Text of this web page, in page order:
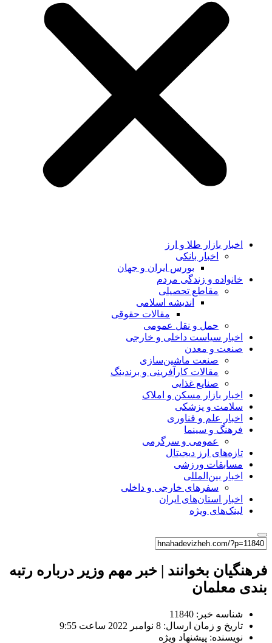
اخبار بازار طلا و ارز
اخبار بانکی
بورس ایران و جهان
خانواده و زندگی مردم
مقاطع تحصیلی
اندیشه اسلامی
مقالات حقوقی
حمل و نقل عمومی
اخبار سیاست داخلی و خارجی
صنعت و معدن
صنعت ماشین‌سازی
مقالات کارآفرینی و برندینگ
صنایع غذایی
اخبار بازار مسکن و املاک
سلامت و پزشکی
اخبار علم و فناوری
فرهنگ و سینما
عمومی و سرگرمی
تازه‌های ارز دیجیتال
مسابقات ورزشی
اخبار بین‌المللی
سفرهای خارجی و داخلی
اخبار استان‌های ایران
لینک‌های ویژه
فرهنگیان بخوانند | خبر مهم وزیر درباره رتبه
بندی معلمان
شناسه خبر: 11840
تاریخ و زمان ارسال: 8 نوامبر 2022 ساعت 9:55
نویسنده: پیشنهاد ویژه